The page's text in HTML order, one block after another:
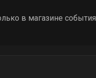
в магазине события